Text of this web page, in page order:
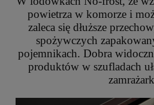
powietrza w komorze i
zaleca się dłuższe
spożywczych
pojemnikach. Dobra
produktów w szufladach